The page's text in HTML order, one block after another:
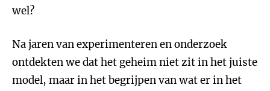
wel?
Na jaren van experimenteren en onderzoek
ontdekten we dat het geheim niet zit in het juiste
model, maar in het begrijpen van wat er in het